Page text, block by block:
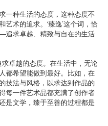
一种生活的态度，这种态度不
术的追求。‘臻逸’这个词，恰
求卓越、精致与自在的生活
求卓越的态度。在生活中，无论
都希望能做到最好。比如，在
技法与风格，以求达到作品的
每一件艺术品都充满了创作者
是文学，臻于至善的过程都是